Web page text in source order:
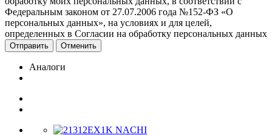
Федеральным законом от 27.07.2006 года №152-ФЗ «О
персональных данных», на условиях и для целей,
определенных в Согласии на обработку персональных данных
Отменить
Аналоги